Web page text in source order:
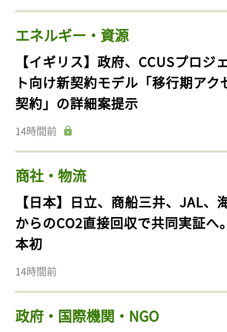
エネルギー・資源
【イギリス】政府、CCUSプロジ
ト向け新契約モデル「移行期アク
契約」の詳細案提示
14時間前
商社・物流
【日本】日立、商船三井、JAL、
からのCO2直接回収で共同実証へ
本初
14時間前
政府・国際機関・NGO